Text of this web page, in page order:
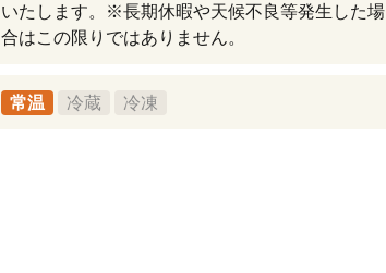
いたします。※長期休暇や天候不良等発生した場
合はこの限りではありません。
常温 冷蔵 冷凍